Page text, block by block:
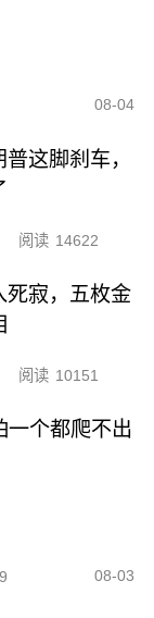
08-04
这脚刹车，
阅读 14622
死寂，五枚金
阅读 10151
一个都爬不出
08-03